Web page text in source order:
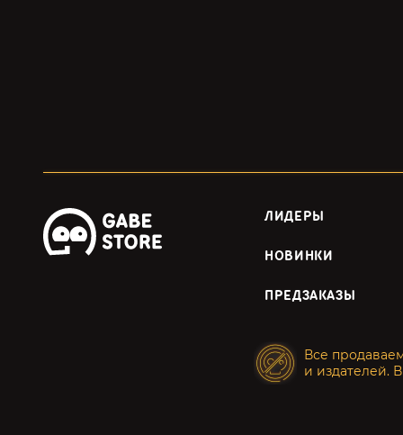
ЛИДЕРЫ
НОВИНКИ
ПРЕДЗАКАЗЫ
Все
и издателей.